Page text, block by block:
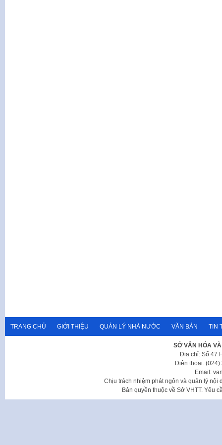
TRANG CHỦ GIỚI THIỆU QUẢN LÝ NHÀ NƯỚC VĂN BẢN TIN
SỞ VĂN HÓA
Địa chỉ: Số 47
Điện thoại: (024)
Email:
Chịu trách nhiệm phát ngôn và quản lý nội
Bản quyền thuộc về Sở VHTT. Yêu